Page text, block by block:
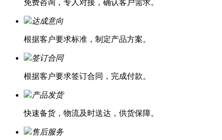
免费咨询，专人对接，确认客户需求。
达成意向
根据客户要求标准，制定产品方案。
签订合同
根据客户要求签订合同，完成付款。
产品发货
快速备货，物流及时送达，供货保障。
售后服务